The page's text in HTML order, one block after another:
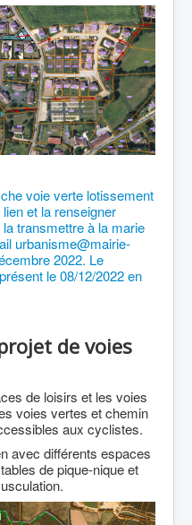
voie verte lotissement
et la renseigner
transmettre à la marie
urbanisme@mairie-
2022. Le
le 08/12/2022 en
de voies
de loisirs et les voies
voies vertes et chemin
aux cyclistes.
avec différents espaces
de pique-nique et